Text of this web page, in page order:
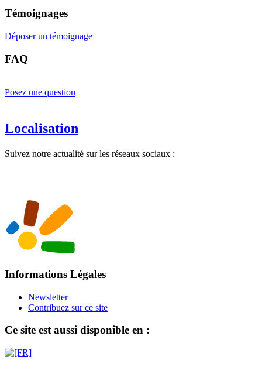
Témoignages
Déposer un témoignage
FAQ
Posez une question
Localisation
Suivez notre actualité sur les réseaux sociaux :
Informations Légales
Newsletter
Contribuez sur ce site
Ce site est aussi disponible en :